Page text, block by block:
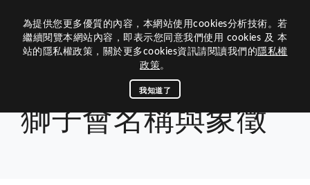
歷屆網站
關於我們
300G2區的沿革
內閣團隊
活動媒體
為提供您更多優質的內容，本網站使用cookies分析技術。若
繼續閱覽本網站內容，即表示您同意我們使用 cookies 及 本
站的隱私權政策，關於更多cookies資訊請閱讀我們的 隱私權
政策。
我知道了
獅子會名稱與象徵
獅子會名稱與象徵